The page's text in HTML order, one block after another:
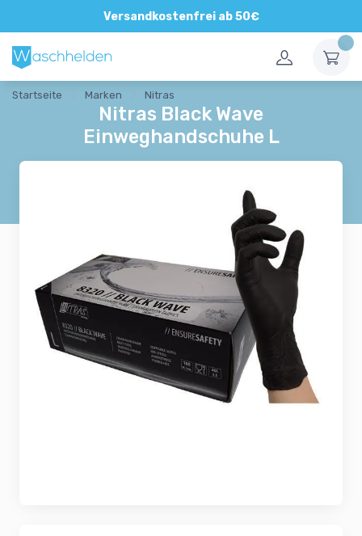
Versandkostenfrei ab 50€
Direkte und persönliche Beratung
Startseite Marken Nitras
Nitras Black Wave
Einweghandschuhe L